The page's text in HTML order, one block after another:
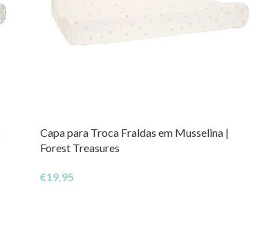
Capa para Troca Fraldas em Musselina |
Forest Treasures
€19,95